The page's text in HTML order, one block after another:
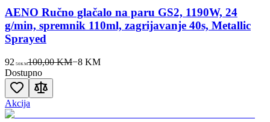
AENO Ručno glačalo na paru GS2, 1190W, 24
g/min, spremnik 110ml, zagrijavanje 40s, Metallic
Sprayed
92 50KM100,00 KM−8KM
Dostupno
Akcija